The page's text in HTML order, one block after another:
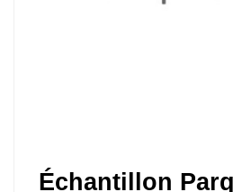
Échantillon